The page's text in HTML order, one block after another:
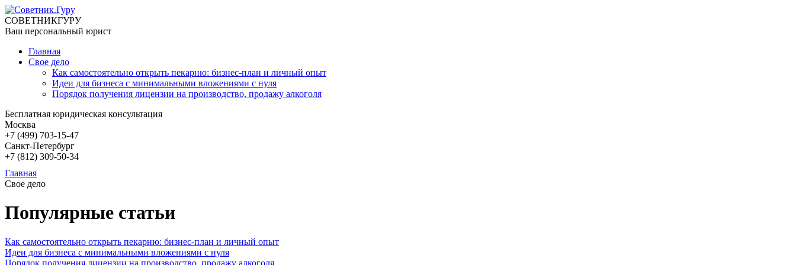
СОВЕТНИКГУРУ
Ваш персональный юрист
Главная
Свое дело
Как самостоятельно открыть пекарню: бизнес-план и личный опыт
Идеи для бизнеса с минимальными вложениями с нуля
Порядок получения лицензии на производство, продажу алкоголя
Бесплатная юридическая консультация
Москва
+7 (499) 703-15-47
Санкт-Петербург
+7 (812) 309-50-34
Главная
Свое дело
Популярные статьи
Как самостоятельно открыть пекарню: бизнес-план и личный опыт
Идеи для бизнеса с минимальными вложениями с нуля
Порядок получения лицензии на производство, продажу алкоголя